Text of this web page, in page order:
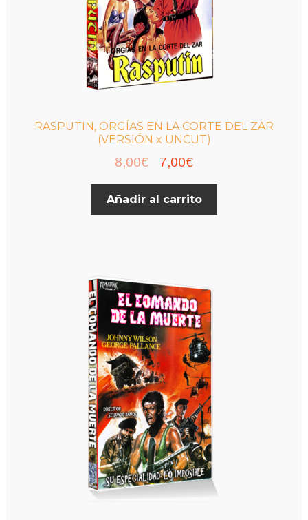
RASPUTIN, ORGÍAS EN LA CORTE DEL ZAR
(VERSIÓN x UNCUT)
8,00€
El
precio
original
7,00€El
precio
actual
Añadir al carrito